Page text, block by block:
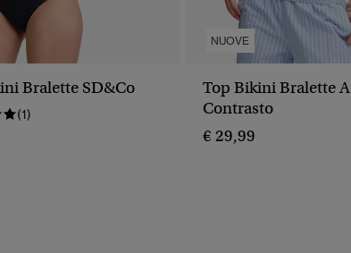
Bralette SD&Co
(1)
NUOVE
Top Bikini Bralette A
Contrasto
€ 29,99